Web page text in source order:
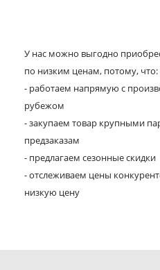
У нас можно выгодно
по низким ценам, потому, что:
- работаем напрямую с
рубежом
- закупаем товар крупными
предзаказам
- предлагаем сезонные скидки
- отслеживаем цены
низкую цену